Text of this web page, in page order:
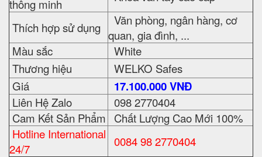
thông minh
Thích hợp sử dụng
Văn phòng, ngân hàng, cơ
quan, gia đình, ...
Màu sắc
White
Thương hiệu
WELKO Safes
Giá
17.100.000 VNĐ
Liên Hệ Zalo
098 2770404
Cam Kết Sản Phẩm
Chất Lượng Cao Mới 100%
Hotline International
24/7
0084 98 2770404